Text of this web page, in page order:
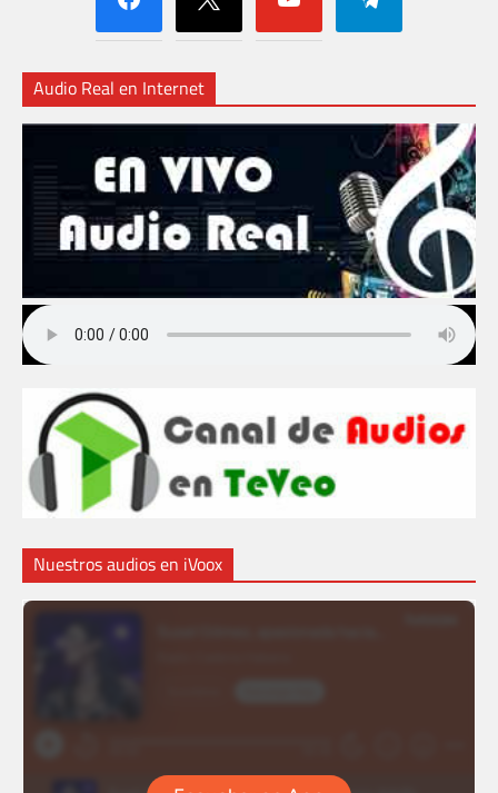
Audio Real en Internet
Nuestros audios en iVoox